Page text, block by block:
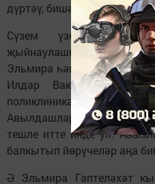
дүртәү, бишәү генә түгел,
Сүзем үзебезнең
җыйнаулашып медицина
Эльмира һәм Илдар
Илдар Ваккас улы
поликлиникасында
Авылдашларны гына түгел,
тешле итте инде ул.
балкытып йөрүчеләр аңа
Ә Эльмира Гаптеләхәт